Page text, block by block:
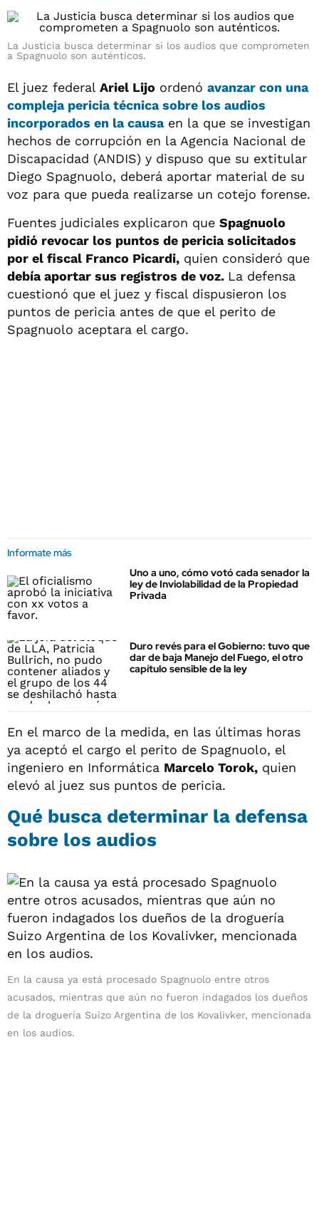
La Justicia busca determinar si los audios que comprometen
a Spagnuolo son auténticos.
El juez federal Ariel Lijo ordenó avanzar con una
compleja pericia técnica sobre los audios
incorporados en la causaen la que se investigan
hechos de corrupción en la Agencia Nacional de
Discapacidad (ANDIS) y dispuso que su extitular
Diego Spagnuolo, deberá aportar material de su
voz para que pueda realizarse un cotejo forense.
Fuentes judiciales explicaron que Spagnuolo
pidió revocar los puntos de pericia solicitados
por el fiscal Franco Picardi, quien consideró que
debía aportar sus registros de voz. La defensa
cuestionó que el juez y fiscal dispusieron los
puntos de pericia antes de que el perito de
Spagnuolo aceptara el cargo.
Informate más
Uno a uno, cómo votó cada senador la
ley de Inviolabilidad de la Propiedad
Privada
Duro revés para el Gobierno: tuvo que
dar de baja Manejo del Fuego, el otro
capítulo sensible de la ley
En el marco de la medida, en las últimas horas
ya aceptó el cargo el perito de Spagnuolo, el
ingeniero en Informática Marcelo Torok, quien
elevó al juez sus puntos de pericia.
Qué busca determinar la defensa
sobre los audios
En la causa ya está procesado Spagnuolo entre otros
acusados, mientras que aún no fueron indagados los dueños
de la droguería Suizo Argentina de los Kovalivker, mencionada
en los audios.